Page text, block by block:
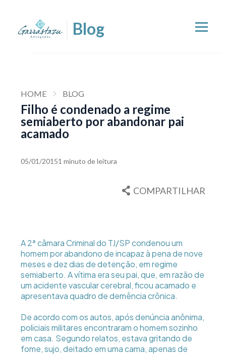
HOME BLOG
Filho é condenado a regime
semiaberto por abandonar pai
acamado
05/01/20151 minuto de leitura
COMPARTILHAR
A 2ª câmara Criminal do TJ/SP condenou um
homem por abandono de incapaz à pena de nove
meses e dez dias de detenção, em regime
semiaberto. A vítima era seu pai, que, em razão de
um acidente vascular cerebral, ficou acamado e
apresentava quadro de demência crônica.
De acordo com os autos, após denúncia anônima,
policiais militares encontraram o homem sozinho
em casa. Segundo relatos, estava gritando de
fome, sujo, deitado em uma cama, apenas de